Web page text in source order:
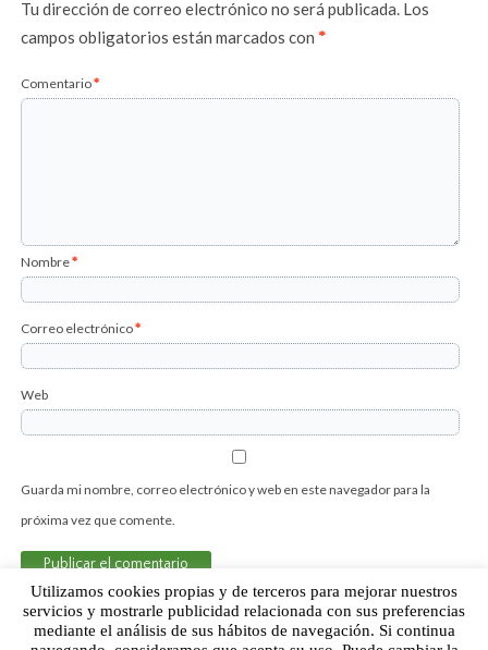
Tu dirección de correo electrónico no será publicada. Los
campos obligatorios están marcados con*
Comentario*
Nombre*
Correo electrónico*
Web
Guarda mi nombre, correo electrónico y web en este navegador para la
próxima vez que comente.
Sobre Humor Fútbol Club | Aviso legal |Contacto
Utilizamos cookies propias y de terceros para mejorar nuestros
servicios y mostrarle publicidad relacionada con sus preferencias
mediante el análisis de sus hábitos de navegación. Si continua